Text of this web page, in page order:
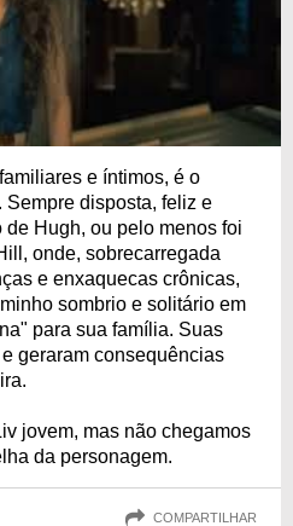
e íntimos, é o
disposta, feliz e
Hugh, ou pelo menos foi
onde, sobrecarregada
e enxaquecas crônicas,
sombrio e solitário em
para sua família. Suas
geraram consequências
jovem, mas não chegamos
da personagem.
COMPARTILHAR